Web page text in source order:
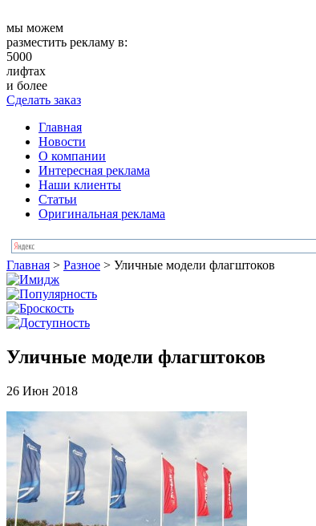
мы можем
разместить рекламу в:
5000
лифтах
и более
Сделать заказ
Главная
Новости
О компании
Интересная реклама
Наши клиенты
Статьи
Оригинальная реклама
Главная > Разное > Уличные модели флагштоков
Уличные модели флагштоков
26 Июн 2018